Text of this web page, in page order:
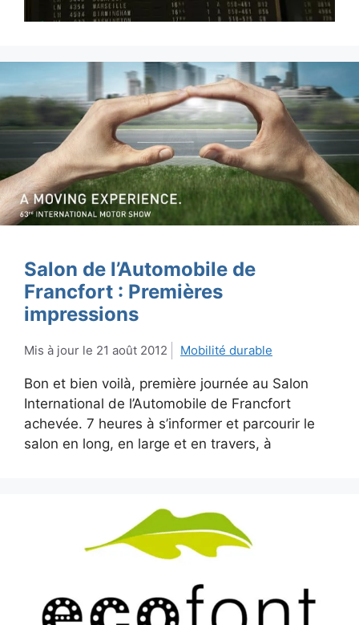
Salon de l’Automobile de
Francfort : Premières
impressions
21 août 2012 Mobilité durable
Bon et bien voilà, première journée au Salon
International de l’Automobile de Francfort
achevée. 7 heures à s’informer et parcourir le
salon en long, en large et en travers, à